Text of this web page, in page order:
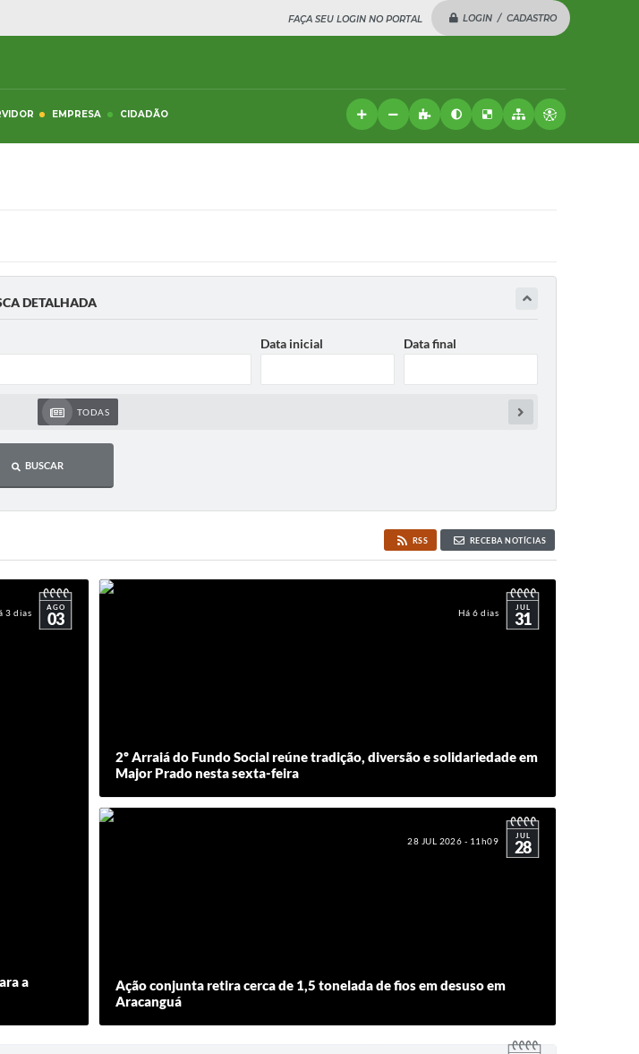
FAÇA SEU LOGIN NO PORTAL LOGIN / CADASTRO
EMPRESA CIDADÃO
DETALHADA
Data inicial Data final
TODAS
BUSCAR
RSS RECEBA NOTÍCIAS
3 dias AGO
03
a
Há 6 dias JUL
31
2º Arraiá do Fundo Social reúne tradição, diversão e solidariedade em
Major Prado nesta sexta-feira
28 JUL 2026 - 11h09 JUL
28
Ação conjunta retira cerca de 1,5 tonelada de fios em desuso em
Aracanguá